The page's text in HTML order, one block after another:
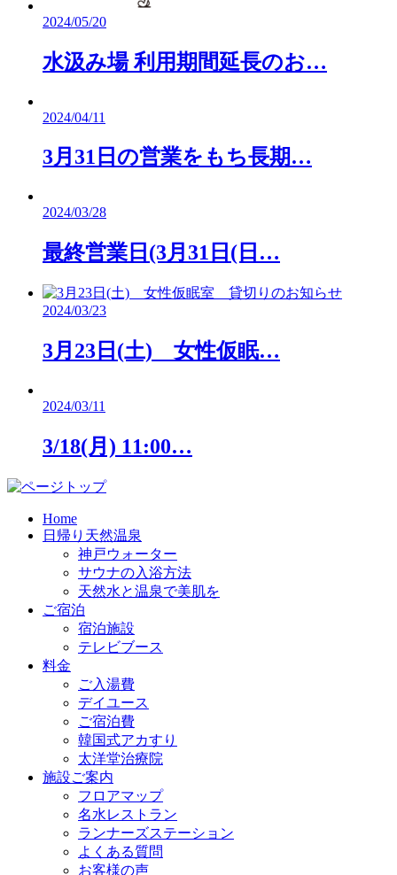
2024/05/20
水汲み場 利用期間延長のお…
2024/04/11
3月31日の営業をもち長期…
2024/03/28
最終営業日(3月31日(日…
2024/03/23
3月23日(土) 女性仮眠…
2024/03/11
3/18(月) 11:00…
Home
日帰り天然温泉
神戸ウォーター
サウナの入浴方法
天然水と温泉で美肌を
ご宿泊
宿泊施設
テレビブース
料金
ご入湯費
デイユース
ご宿泊費
韓国式アカすり
太洋堂治療院
施設ご案内
フロアマップ
名水レストラン
ランナーズステーション
よくある質問
お客様の声